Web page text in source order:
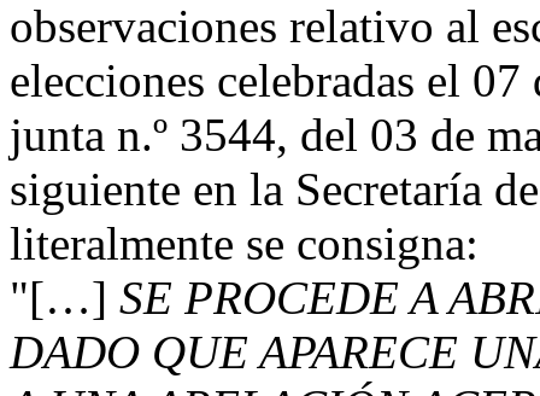
observaciones relativo al
elecciones celebradas el
junta n.º 3544, del 03 de
siguiente en la Secretaría
literalmente se consigna:
"[…] SE PROCEDE A
DADO QUE APARECE